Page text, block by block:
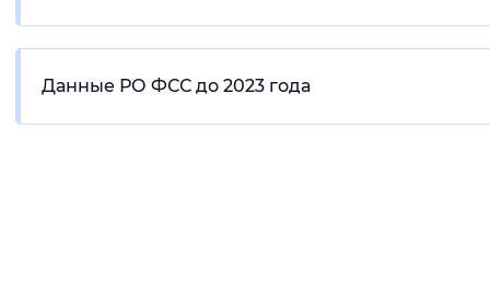
Данные РО ФСС до 2023 года